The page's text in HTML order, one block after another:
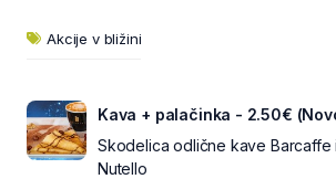
Akcije v bližini
Kava + palačinka - 2.50€
Skodelica odlične kave Barcaffe
Nutello